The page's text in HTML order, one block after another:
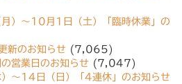
）〜10月1日（土）「臨時休業」の
新のお知らせ (7,065)
営業日のお知らせ (7,047)
〜14日（日）「4連休」のお知らせ